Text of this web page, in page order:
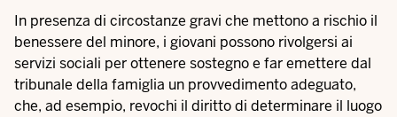
In presenza di circostanze gravi che mettono a rischio il
benessere del minore, i giovani possono rivolgersi ai
servizi sociali per ottenere sostegno e far emettere dal
tribunale della famiglia un provvedimento adeguato,
che, ad esempio, revochi il diritto di determinare il luogo